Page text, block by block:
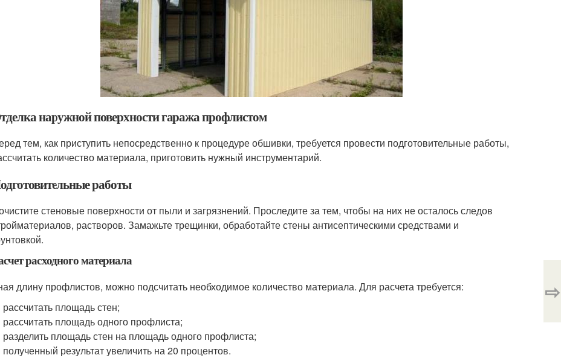
наружной поверхности гаража профлистом
тем, как приступить непосредственно к процедуре обшивки, требуется провести подготовительные работы,
количество материала, приготовить нужный инструментарий.
работы
стеновые поверхности от пыли и загрязнений. Проследите за тем, чтобы на них не осталось следов
растворов. Замажьте трещинки, обработайте стены антисептическими средствами и
расходного материала
длину профлистов, можно подсчитать необходимое количество материала. Для расчета требуется:
рассчитать площадь стен;
рассчитать площадь одного профлиста;
разделить площадь стен на площадь одного профлиста;
полученный результат увеличить на 20 процентов.
⇨